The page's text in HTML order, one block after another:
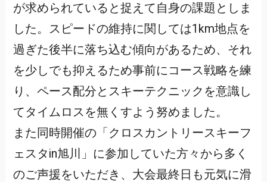
が求められていると捉えて自身の課題としま
した。スピードの維持に関しては1km地点を
過ぎた後半に落ち込む傾向があるため、それ
を少しでも抑えるため事前にコース戦略を練
り、ペース配分とスキーテクニックを意識し
てタイムロスを無くすよう努めました。
また同時開催の「クロスカントリースキーフ
ェスタin旭川」に参加していた方々から多く
のご声援をいただき、大会最終日も元気に滑